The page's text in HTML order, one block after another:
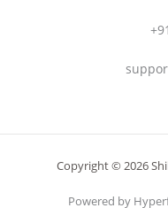
Copyright © 2026
Powered by